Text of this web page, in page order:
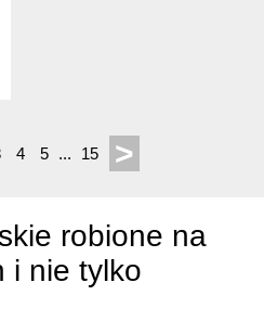
4 5 ... 15 >
robione na
i nie tylko